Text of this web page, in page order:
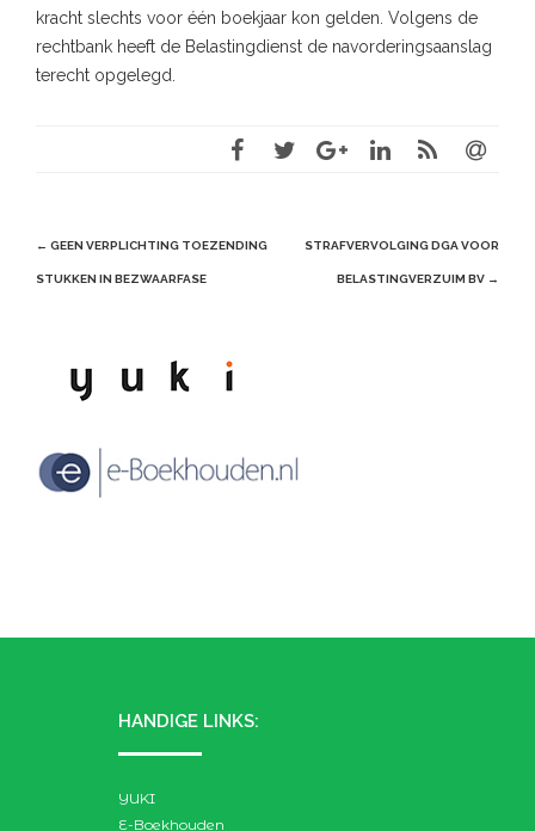
kracht slechts voor één boekjaar kon gelden. Volgens de
rechtbank heeft de Belastingdienst de navorderingsaanslag
terecht opgelegd.
Post
navigation
← GEEN VERPLICHTING TOEZENDING
STUKKEN IN BEZWAARFASE
STRAFVERVOLGING DGA VOOR
BELASTINGVERZUIM BV →
HANDIGE LINKS:
YUKI
E-Boekhouden